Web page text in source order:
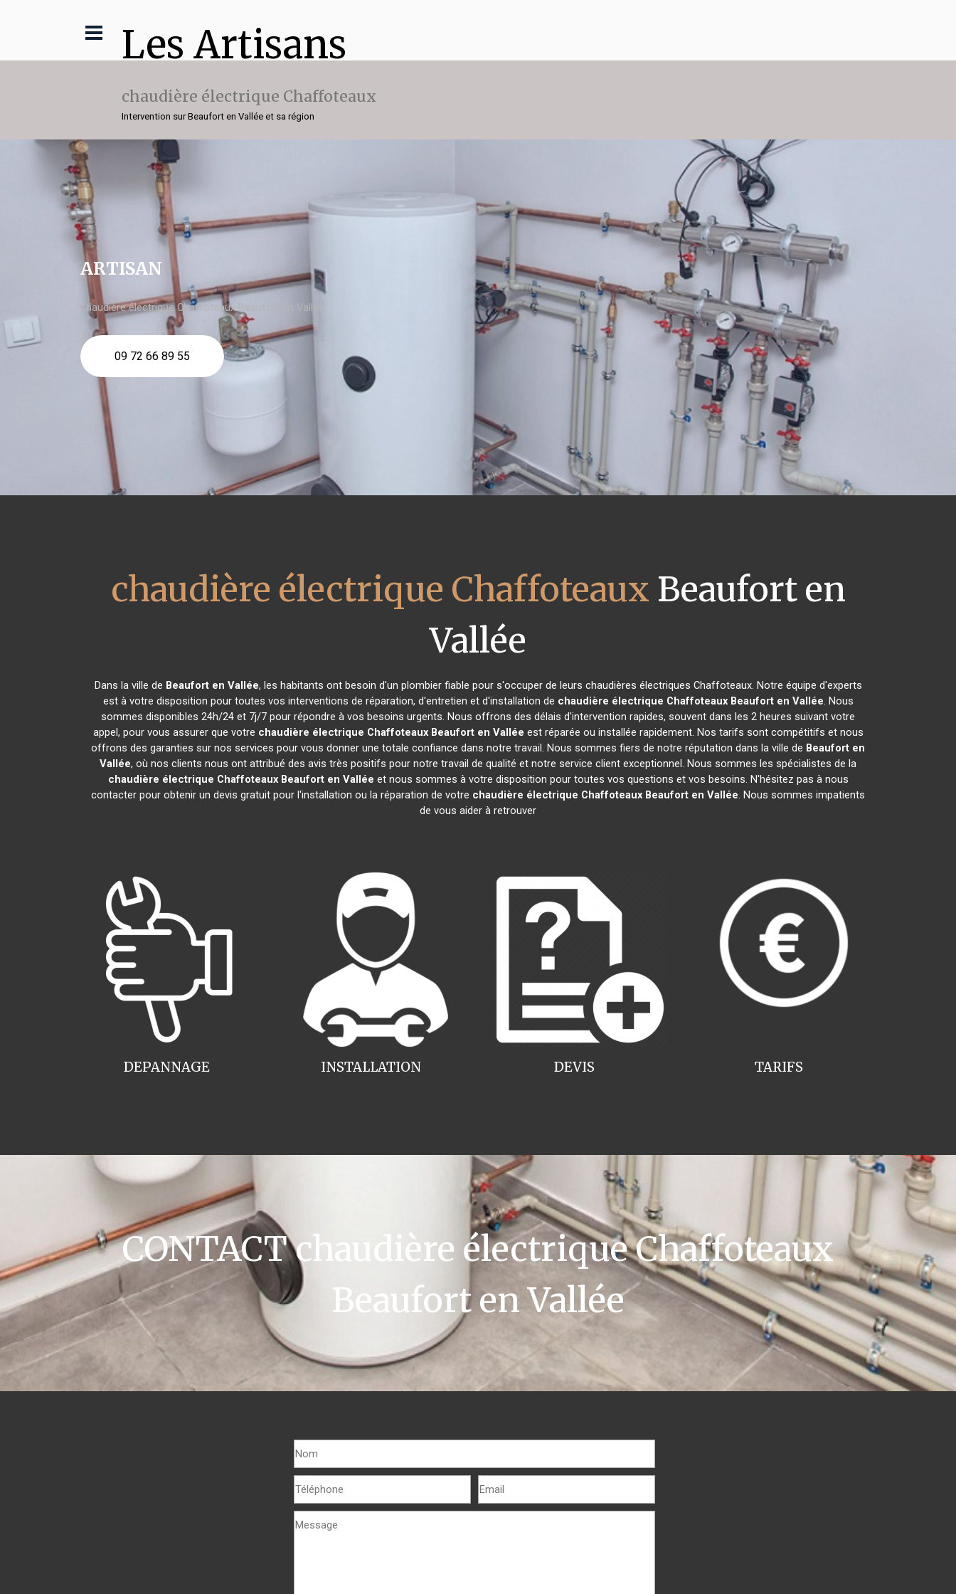
Les Artisans
chaudière électrique Chaffoteaux
Intervention sur Beaufort en Vallée et sa région
ARTISAN
chaudière électrique Chaffoteaux Beaufort en Vallée
09 72 66 89 55
chaudière électrique Chaffoteaux Beaufort en
Vallée
Dans la ville de Beaufort en Vallée, les habitants ont besoin d'un plombier fiable pour s'occuper de leurs chaudières électriques Chaffoteaux. Notre équipe d'experts
est à votre disposition pour toutes vos interventions de réparation, d'entretien et d'installation de chaudière électrique Chaffoteaux Beaufort en Vallée. Nous
sommes disponibles 24h/24 et 7j/7 pour répondre à vos besoins urgents. Nous offrons des délais d'intervention rapides, souvent dans les 2 heures suivant votre
appel, pour vous assurer que votre chaudière électrique Chaffoteaux Beaufort en Vallée est réparée ou installée rapidement. Nos tarifs sont compétitifs et nous
offrons des garanties sur nos services pour vous donner une totale confiance dans notre travail. Nous sommes fiers de notre réputation dans la ville de Beaufort en
Vallée, où nos clients nous ont attribué des avis très positifs pour notre travail de qualité et notre service client exceptionnel. Nous sommes les spécialistes de la
chaudière électrique Chaffoteaux Beaufort en Vallée et nous sommes à votre disposition pour toutes vos questions et vos besoins. N'hésitez pas à nous
contacter pour obtenir un devis gratuit pour l'installation ou la réparation de votre chaudière électrique Chaffoteaux Beaufort en Vallée. Nous sommes impatients
de vous aider à retrouver
INSTALLATION
DEPANNAGE TARIFS
DEVIS
CONTACT chaudière électrique Chaffoteaux
Beaufort en Vallée